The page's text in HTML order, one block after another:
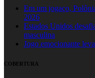
Em um jogaço,
2026
Estados Unidos
masculina
Jogo emocionante
COBERTURA